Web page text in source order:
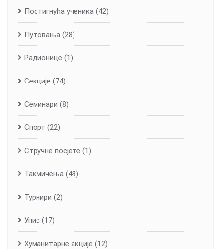
Постигнућа ученика (42)
Путовања (28)
Радионице (1)
Секције (74)
Семинари (8)
Спорт (22)
Стручне посјете (1)
Такмичења (49)
Турнири (2)
Упис (17)
Хуманитарне aкције (12)